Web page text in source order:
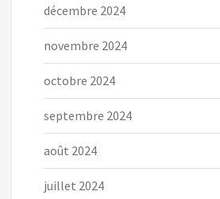
décembre 2024
novembre 2024
octobre 2024
septembre 2024
août 2024
juillet 2024